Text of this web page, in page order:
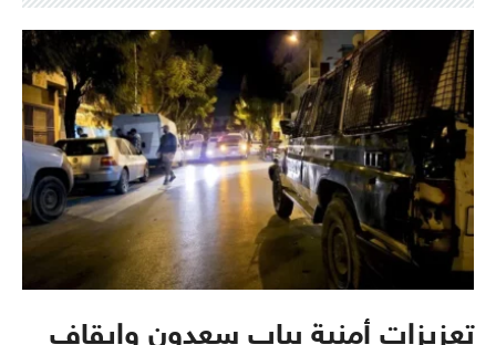
تعزيزات أمنية بباب سعدون وإيقاف